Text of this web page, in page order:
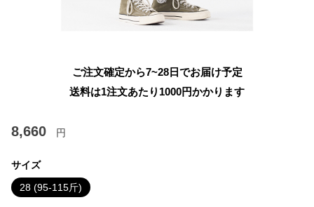
ご注文確定から7~28日でお届け予定
送料は1注文あたり 1000円かかります
8,660 円
サイズ
28 (95-115斤)